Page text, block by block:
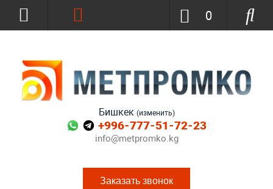
Бишкек (изменить)
+996-777-51-72-23
info@metpromko.kg
Заказать звонок
0